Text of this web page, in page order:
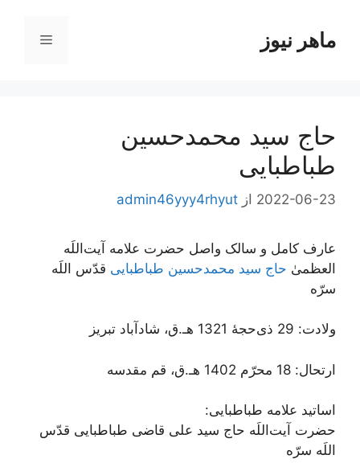
محتواماهر نیوز فهرست
حاج سید محمدحسین
طباطبایی
2022-06-23 از admin46yyy4rhyut
عارف کامل و سالک واصل حضرت علامه آیت‌اللَه
العظمیٰ حاج سید محمدحسین طباطبایی قدّس اللَه
سرّه
ولادت: 29 ذی‌حجۀ 1321 هـ.ق، شادآباد تبریز
ارتحال: 18 محرّم‌ 1402 هـ.ق، قم مقدسه
اساتید علامه طباطبایی:
حضرت آیت‌اللَه حاج سید علی قاضی طباطبایی قدّس
اللَه سرّه